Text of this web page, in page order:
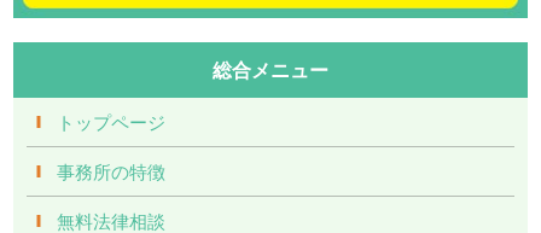
総合メニュー
トップページ
事務所の特徴
無料法律相談